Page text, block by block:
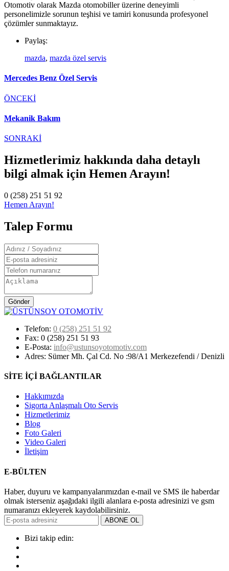
Otomotiv olarak Mazda otomobiller üzerine deneyimli
personelimizle sorunun teşhisi ve tamiri konusunda profesyonel
çözümler sunmaktayız.
Paylaş:
mazda, mazda özel servis
Mercedes Benz Özel Servis
ÖNCEKİ
Mekanik Bakım
SONRAKİ
Hizmetlerimiz hakkında daha detaylı
bilgi almak için Hemen Arayın!
0 (258) 251 51 92
Hemen Arayın!
Talep Formu
Gönder
Telefon: 0 (258) 251 51 92
Fax: 0 (258) 251 51 93
E-Posta: info@ustunsoyotomotiv.com
Adres: Sümer Mh. Çal Cd. No :98/A1 Merkezefendi / Denizli
SİTE İÇİ BAĞLANTILAR
Hakkımızda
Sigorta Anlaşmalı Oto Servis
Hizmetlerimiz
Blog
Foto Galeri
Video Galeri
İletişim
E-BÜLTEN
Haber, duyuru ve kampanyalarımızdan e-mail ve SMS ile haberdar
olmak isterseniz aşağıdaki ilgili alanlara e-posta adresinizi ve gsm
numaranızı ekleyerek kaydolabilirsiniz.
ABONE OL
Bizi takip edin: